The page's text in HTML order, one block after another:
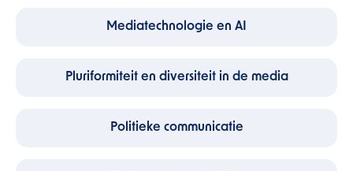
Mediatechnologie en AI
Pluriformiteit en diversiteit in de media
Politieke communicatie